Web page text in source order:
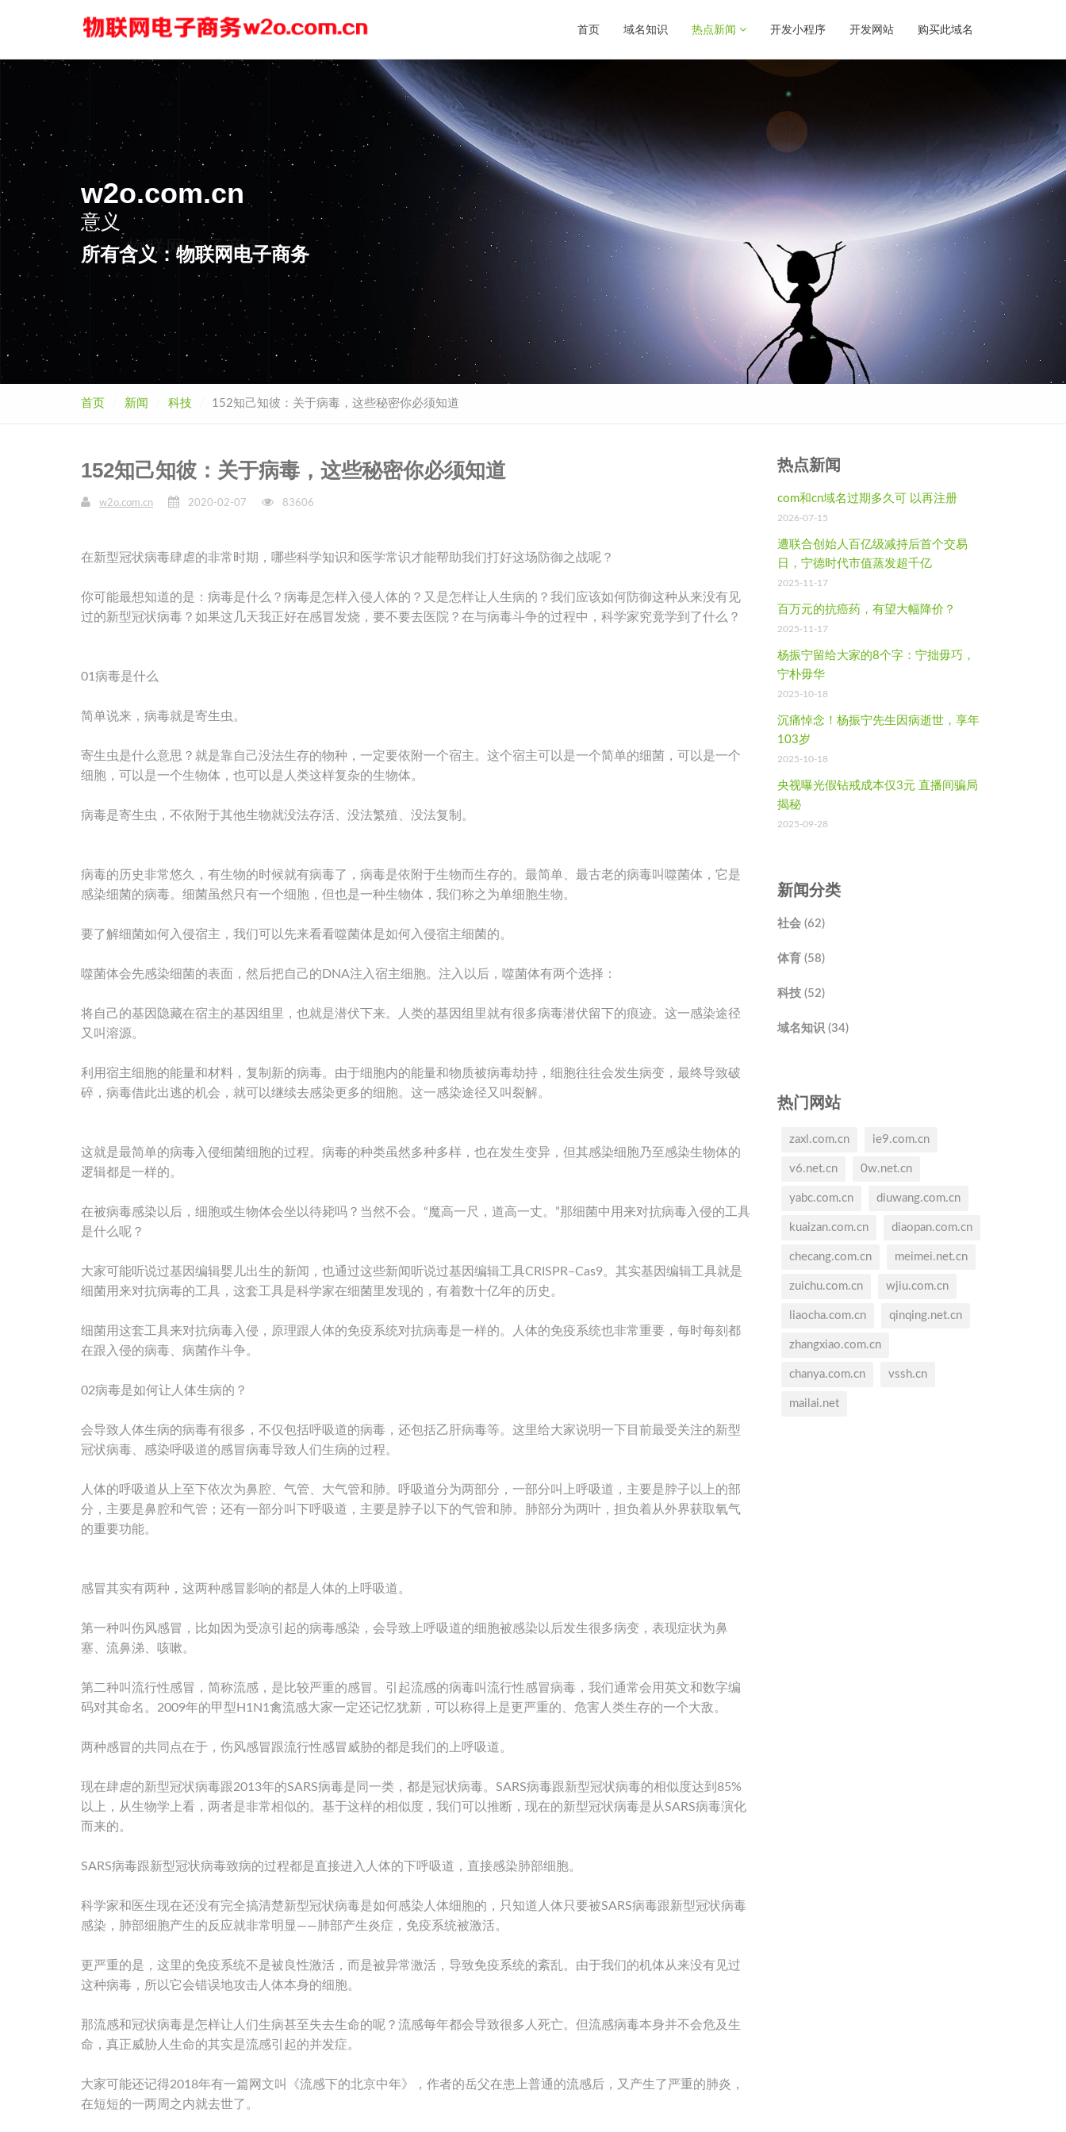
首页 域名知识 热点新闻 开发小程序 开发网站 购买此域名
w2o.com.cn
意义 物联网电子商务
所有含义：物联网电子商务
首页 新闻 科技 152知己知彼：关于病毒，这些秘密你必须知道
152知己知彼：关于病毒，这些秘密你必须知道
w2o.com.cn 2020-02-07 83606
在新型冠状病毒肆虐的非常时期，哪些科学知识和医学常识才能帮助我们打好这场防御之战呢？
你可能最想知道的是：病毒是什么？病毒是怎样入侵人体的？又是怎样让人生病的？我们应该如何防御这种从来没有见
过的新型冠状病毒？如果这几天我正好在感冒发烧，要不要去医院？在与病毒斗争的过程中，科学家究竟学到了什么？
01病毒是什么
简单说来，病毒就是寄生虫。
寄生虫是什么意思？就是靠自己没法生存的物种，一定要依附一个宿主。这个宿主可以是一个简单的细菌，可以是一个
细胞，可以是一个生物体，也可以是人类这样复杂的生物体。
病毒是寄生虫，不依附于其他生物就没法存活、没法繁殖、没法复制。
病毒的历史非常悠久，有生物的时候就有病毒了，病毒是依附于生物而生存的。最简单、最古老的病毒叫噬菌体，它是
感染细菌的病毒。细菌虽然只有一个细胞，但也是一种生物体，我们称之为单细胞生物。
要了解细菌如何入侵宿主，我们可以先来看看噬菌体是如何入侵宿主细菌的。
噬菌体会先感染细菌的表面，然后把自己的DNA注入宿主细胞。注入以后，噬菌体有两个选择：
将自己的基因隐藏在宿主的基因组里，也就是潜伏下来。人类的基因组里就有很多病毒潜伏留下的痕迹。这一感染途径
又叫溶源。
利用宿主细胞的能量和材料，复制新的病毒。由于细胞内的能量和物质被病毒劫持，细胞往往会发生病变，最终导致破
碎，病毒借此出逃的机会，就可以继续去感染更多的细胞。这一感染途径又叫裂解。
这就是最简单的病毒入侵细菌细胞的过程。病毒的种类虽然多种多样，也在发生变异，但其感染细胞乃至感染生物体的
逻辑都是一样的。
在被病毒感染以后，细胞或生物体会坐以待毙吗？当然不会。“魔高一尺，道高一丈。”那细菌中用来对抗病毒入侵的工具
是什么呢？
大家可能听说过基因编辑婴儿出生的新闻，也通过这些新闻听说过基因编辑工具CRISPR–Cas9。其实基因编辑工具就是
细菌用来对抗病毒的工具，这套工具是科学家在细菌里发现的，有着数十亿年的历史。
细菌用这套工具来对抗病毒入侵，原理跟人体的免疫系统对抗病毒是一样的。人体的免疫系统也非常重要，每时每刻都
在跟入侵的病毒、病菌作斗争。
02病毒是如何让人体生病的？
会导致人体生病的病毒有很多，不仅包括呼吸道的病毒，还包括乙肝病毒等。这里给大家说明一下目前最受关注的新型
冠状病毒、感染呼吸道的感冒病毒导致人们生病的过程。
人体的呼吸道从上至下依次为鼻腔、气管、大气管和肺。呼吸道分为两部分，一部分叫上呼吸道，主要是脖子以上的部
分，主要是鼻腔和气管；还有一部分叫下呼吸道，主要是脖子以下的气管和肺。肺部分为两叶，担负着从外界获取氧气
的重要功能。
感冒其实有两种，这两种感冒影响的都是人体的上呼吸道。
第一种叫伤风感冒，比如因为受凉引起的病毒感染，会导致上呼吸道的细胞被感染以后发生很多病变，表现症状为鼻
塞、流鼻涕、咳嗽。
第二种叫流行性感冒，简称流感，是比较严重的感冒。引起流感的病毒叫流行性感冒病毒，我们通常会用英文和数字编
码对其命名。2009年的甲型H1N1禽流感大家一定还记忆犹新，可以称得上是更严重的、危害人类生存的一个大敌。
两种感冒的共同点在于，伤风感冒跟流行性感冒威胁的都是我们的上呼吸道。
现在肆虐的新型冠状病毒跟2013年的SARS病毒是同一类，都是冠状病毒。SARS病毒跟新型冠状病毒的相似度达到85%
以上，从生物学上看，两者是非常相似的。基于这样的相似度，我们可以推断，现在的新型冠状病毒是从SARS病毒演化
而来的。
SARS病毒跟新型冠状病毒致病的过程都是直接进入人体的下呼吸道，直接感染肺部细胞。
科学家和医生现在还没有完全搞清楚新型冠状病毒是如何感染人体细胞的，只知道人体只要被SARS病毒跟新型冠状病毒
感染，肺部细胞产生的反应就非常明显——肺部产生炎症，免疫系统被激活。
更严重的是，这里的免疫系统不是被良性激活，而是被异常激活，导致免疫系统的紊乱。由于我们的机体从来没有见过
这种病毒，所以它会错误地攻击人体本身的细胞。
那流感和冠状病毒是怎样让人们生病甚至失去生命的呢？流感每年都会导致很多人死亡。但流感病毒本身并不会危及生
命，真正威胁人生命的其实是流感引起的并发症。
大家可能还记得2018年有一篇网文叫《流感下的北京中年》，作者的岳父在患上普通的流感后，又产生了严重的肺炎，
在短短的一两周之内就去世了。
热点新闻
com和cn域名过期多久可 以再注册
2026-07-15
遭联合创始人百亿级减持后首个交易
日，宁德时代市值蒸发超千亿
2025-11-17
百万元的抗癌药，有望大幅降价？
2025-11-17
杨振宁留给大家的8个字：宁拙毋巧，
宁朴毋华
2025-10-18
沉痛悼念！杨振宁先生因病逝世，享年
103岁
2025-10-18
央视曝光假钻戒成本仅3元 直播间骗局
揭秘
2025-09-28
新闻分类
社会 (62)
体育 (58)
科技 (52)
域名知识 (34)
热门网站
zaxl.com.cn ie9.com.cn
v6.net.cn 0w.net.cn
yabc.com.cn diuwang.com.cn
kuaizan.com.cn diaopan.com.cn
checang.com.cn meimei.net.cn
zuichu.com.cn wjiu.com.cn
liaocha.com.cn qinqing.net.cn
zhangxiao.com.cn
chanya.com.cn vssh.cn
mailai.net